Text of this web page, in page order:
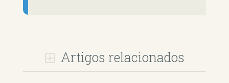
Artigos relacionados